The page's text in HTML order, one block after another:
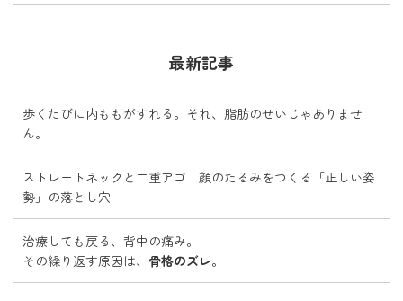
最新記事
歩くたびに内ももがすれる。それ、脂肪のせいじゃありませ
ん。
ストレートネックと二重アゴ｜顔のたるみをつくる「正しい姿
勢」の落とし穴
治療しても戻る、背中の痛み。
その繰り返す原因は、 骨格のズレ。